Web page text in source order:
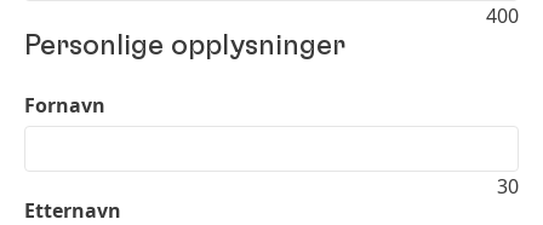
400
Personlige opplysninger
Fornavn
30
Etternavn